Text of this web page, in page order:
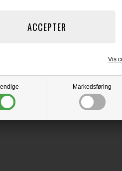
Markedsføring
Vis